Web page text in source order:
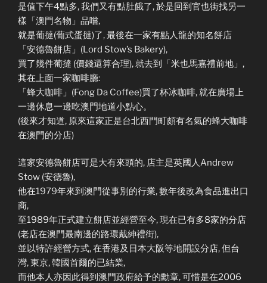
是值下午4點多, 我們又有點肚餓了, 於是回到官也街找另一
樣「澳門名物」品嚐,
就是葡撻(葡式蛋撻)了, 最後在一家有點人龍的知名餅店
「安德魯餅店」(Lord Stow’s Bakery),
買了幾件葡撻 (價錢還算合理), 就去到「米也馬嘉禮前地」,
其在上面一家咖啡廳:
「蜂大咖啡」(Fong Da Coffee)買了杯冰咖啡, 就在廣場上
一邊休息一邊吃澳門地道小點心。
(後來才知道, 原來這家正是台北西門町頗有名氣的蜂大咖啡
在澳門的分店)
這家安德魯餅店可是大有來頭的, 店主是英國人Andrew
Stow (安德魯),
他在1979年來到澳門從事別的行業, 數年後改為食品進出口
商,
至1989年正式建立餅店並經營至今, 現在已有多8家的分店
(老店在澳門最南邊的路環戴紳禮街),
並以特許經營方式, 在香港及日本大阪等地開設分店, 但台
灣, 東京, 韓國首爾的已結業,
而他本人亦因此得到澳門政府給予的勳章, 可惜是在2006